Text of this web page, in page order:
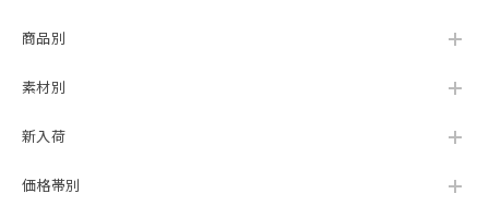
商品別
素材別
新入荷
価格帯別